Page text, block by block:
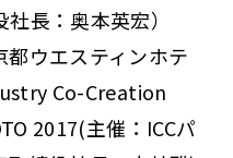
長：奥本英宏）
ウエスティンホテ
Co-Creation
2017(主催：ICCパ